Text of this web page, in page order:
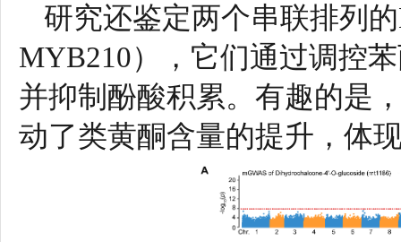
研究还鉴定两个串联排列
MYB210），它们通过调控
并抑制酚酸积累。有趣的是
动了类黄酮含量的提升，体